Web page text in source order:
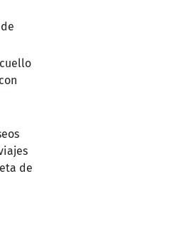
de